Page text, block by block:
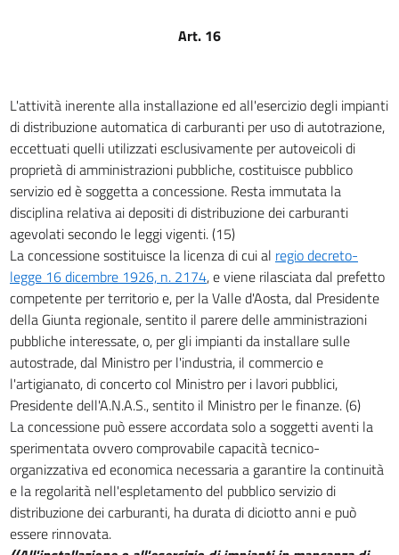
22
23
TITOLO II
Disposizioni per il risanamento delle gestioni degli enti
mutualistici e per l'avvio della riforma sanitaria
24
25
26
27
28
29
30
31
32
33
34
35
36
Art. 16
L'attività inerente alla installazione ed all'esercizio degli impianti
di distribuzione automatica di carburanti per uso di autotrazione,
eccettuati quelli utilizzati esclusivamente per autoveicoli di
proprietà di amministrazioni pubbliche, costituisce pubblico
servizio ed è soggetta a concessione. Resta immutata la
disciplina relativa ai depositi di distribuzione dei carburanti
agevolati secondo le leggi vigenti. (15)
La concessione sostituisce la licenza di cui al regio decreto-
legge 16 dicembre 1926, n. 2174, e viene rilasciata dal prefetto
competente per territorio e, per la Valle d'Aosta, dal Presidente
della Giunta regionale, sentito il parere delle amministrazioni
pubbliche interessate, o, per gli impianti da installare sulle
autostrade, dal Ministro per l'industria, il commercio e
l'artigianato, di concerto col Ministro per i lavori pubblici,
Presidente dell'A.N.A.S., sentito il Ministro per le finanze. (6)
La concessione può essere accordata solo a soggetti aventi la
sperimentata ovvero comprovabile capacità tecnico-
organizzativa ed economica necessaria a garantire la continuità
e la regolarità nell'espletamento del pubblico servizio di
distribuzione dei carburanti, ha durata di diciotto anni e può
essere rinnovata.